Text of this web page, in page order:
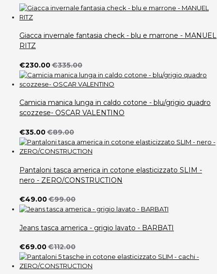
Giacca invernale fantasia check - blu e marrone - MANUEL
RITZ
€230.00€335.00
Camicia manica lunga in caldo cotone - blu/grigio quadro
scozzese- OSCAR VALENTINO
€35.00€89.00
Pantaloni tasca america in cotone elasticizzato SLIM -
nero - ZERO/CONSTRUCTION
€49.00€99.00
Jeans tasca america - grigio lavato - BARBATI
€69.00€112.00